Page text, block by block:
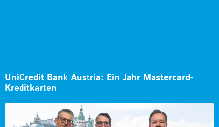
UniCredit Bank Austria: Ein Jahr Mastercard-
Kreditkarten